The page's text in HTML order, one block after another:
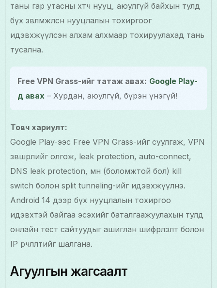
таны гар утасны хөтөч нууц, аюулгүй байхын тулд
бүх зөвлөмжлөсөн нууцлалын тохиргоог
идэвхжүүлсэн алхам алхмаар тохируулахад тань
тусална.
Free VPN Grass-ийг татаж авах: Google Play-
д авах – Хурдан, аюулгүй, бүрэн үнэгүй!
Товч хариулт:
Google Play-ээс Free VPN Grass-ийг суулгаж, VPN
зөвшөөрлийг олгож, leak protection, auto-connect,
DNS leak protection, мөн (боломжтой бол) kill
switch болон split tunneling-ийг идэвхжүүлнэ.
Android 14 дээр бүх нууцлалын тохиргоо
идэвхтэй байгаа эсэхийг баталгаажуулахын тулд
онлайн тест сайтуудыг ашиглан шифрлэлт болон
IP өөрчлөлтийг шалгана.
Агуулгын жагсаалт